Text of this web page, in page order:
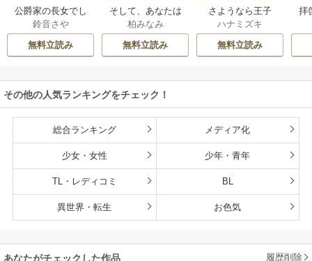
公爵家の長女でし
た
鈴音さや
無料立読み
そして、あなたは
私を捨てる
柏みなみ
無料立読み
さようなら王子
様、どうか私のこ
とは忘れてくださ
い
ハナミズキ
無料立読み
拝
その他の人気ランキングをチェック！
総合ランキング メディア化
少女・女性 少年・青年
TL・レディコミ BL
異世界・転生 お色気
あなたがチェックした作品 履歴削除